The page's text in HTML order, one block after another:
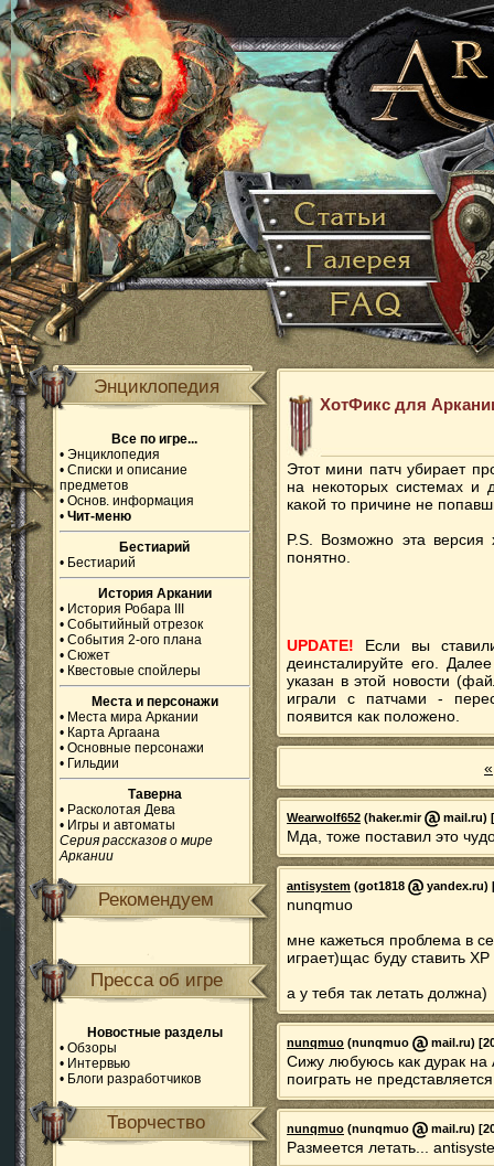
Энциклопедия
Все по игре...
• Энциклопедия
• Списки и описание
предметов
• Основ. информация
• Чит-меню
Бестиарий
• Бестиарий
История Аркании
• История Робара III
• Событийный отрезок
• События 2-ого плана
• Сюжет
• Квестовые спойлеры
Места и персонажи
• Места мира Аркании
• Карта Аргаана
• Основные персонажи
• Гильдии
Таверна
• Расколотая Дева
• Игры и автоматы
Серия рассказов о мире
Аркании
Рекомендуем
Пресса об игре
Новостные разделы
• Обзоры
• Интервью
• Блоги разработчиков
Творчество
ХотФикс для
Этот мини патч убирает
на некоторых системах и
какой то причине не
P.S. Возможно эта
понятно.
UPDATE! Если вы
деинсталируйте его.
указан в этой новости
играли с патчами -
появится как положено.
«
Wearwolf652 (haker.mir mail.ru)
Мда, тоже поставил это
antisystem (got1818 yandex.ru)
nunqmuo
мне кажеться проблема в
играет)щас буду ставить
а у тебя так летать должна)
nunqmuo (nunqmuo mail.ru)
Сижу любуюсь как дурак
поиграть не
nunqmuo (nunqmuo mail.ru)
Размеется летать...